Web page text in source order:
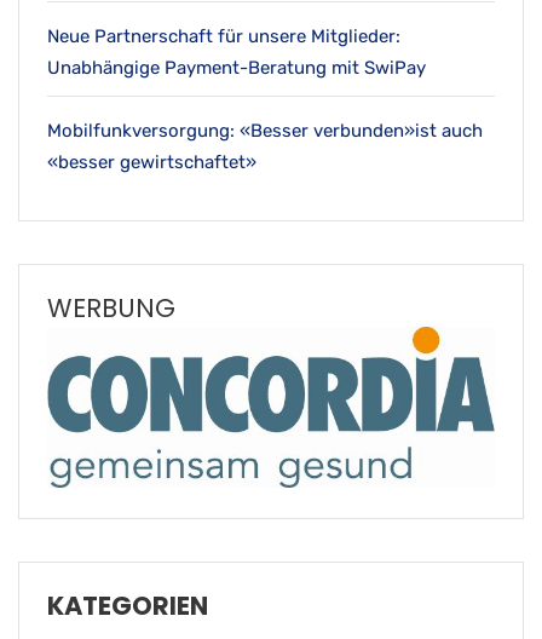
Neue Partnerschaft für unsere Mitglieder:
Unabhängige Payment-Beratung mit SwiPay
Mobilfunkversorgung: «Besser verbunden»ist auch
«besser gewirtschaftet»
WERBUNG
KATEGORIEN